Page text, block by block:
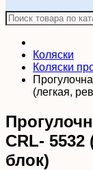
Коляски
Коляски
(легкая,
CRL-
блок)